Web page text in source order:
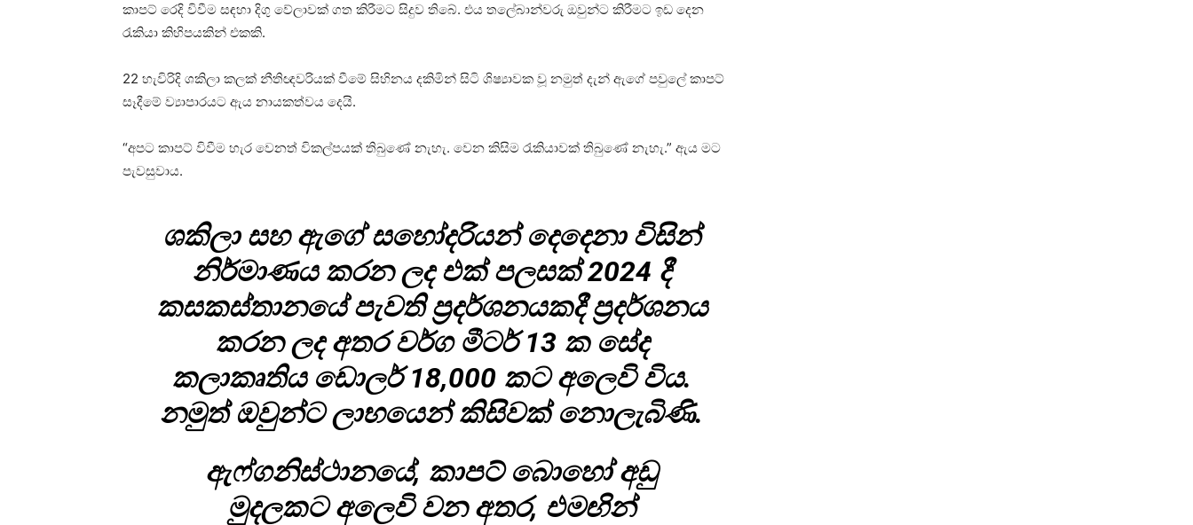
කාපට් රෙදි විවීම සඳහා දිගු වේලාවක් ගත කිරීමට සිදුව තිබේ. එය තලේබාන්වරු ඔවුන්ට කිරීමට ඉඩ දෙන
රැකියා කිහිපයකින් එකකි.
22 හැවිරිදි ශකිලා කලක් නීතිඥවරියක් වීමේ සිහිනය දකිමින් සිටි ශිෂ්‍යාවක වූ නමුත් දැන් ඇගේ පවුලේ කාපට්
සෑදීමේ ව්‍යාපාරයට ඇය නායකත්වය දෙයි.
“අපට කාපට් විවීම හැර වෙනත් විකල්පයක් තිබුණේ නැහැ. වෙන කිසිම රැකියාවක් තිබුණේ නැහැ.” ඇය මට
පැවසුවාය.
ශකිලා සහ ඇගේ සහෝදරියන් දෙදෙනා විසින්
නිර්මාණය කරන ලද එක් පලසක් 2024 දී
කසකස්තානයේ පැවති ප්‍රදර්ශනයකදී ප්‍රදර්ශනය
කරන ලද අතර වර්ග මීටර් 13 ක සේද
කලාකෘතිය ඩොලර් 18,000 කට අලෙවි විය.
නමුත් ඔවුන්ට ලාභයෙන් කිසිවක් නොලැබිණි.
ඇෆ්ගනිස්ථානයේ, කාපට් බොහෝ අඩු
මුදලකට අලෙවි වන අතර, එමඟින්